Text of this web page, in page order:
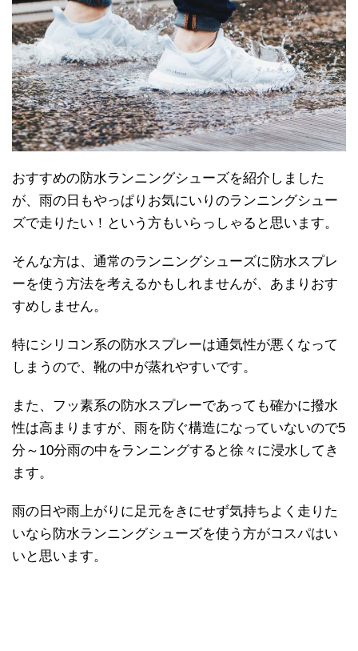
おすすめの防水ランニングシューズを紹介しました
が、雨の日もやっぱりお気にいりのランニングシュー
ズで走りたい！という方もいらっしゃると思います。
そんな方は、通常のランニングシューズに防水スプレ
ーを使う方法を考えるかもしれませんが、あまりおす
すめしません。
特にシリコン系の防水スプレーは通気性が悪くなって
しまうので、靴の中が蒸れやすいです。
また、フッ素系の防水スプレーであっても確かに撥水
性は高まりますが、雨を防ぐ構造になっていないので5
分～10分雨の中をランニングすると徐々に浸水してき
ます。
雨の日や雨上がりに足元をきにせず気持ちよく走りた
いなら防水ランニングシューズを使う方がコスパはい
いと思います。